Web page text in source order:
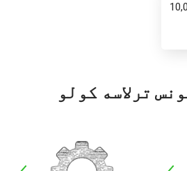
تر 10,000
ترلاسه کولو